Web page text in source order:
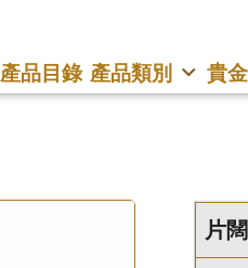
產品目錄 產品類別 貴
片